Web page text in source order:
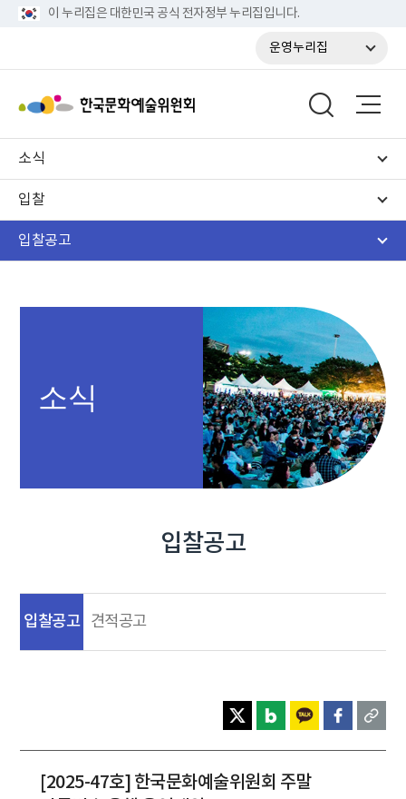
이 누리집은 대한민국 공식 전자정부 누리집입니다.
운영누리집
소식
입찰
입찰공고
소식
입찰공고
입찰공고 견적공고
[2025-47호] 한국문화예술위원회 주말